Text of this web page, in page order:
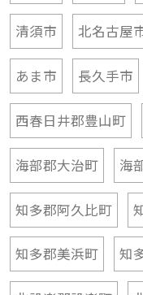
清須市 北名古屋
あま市 長久手市
西春日井郡豊山町
海部郡大治町 海
知多郡阿久比町
知多郡美浜町 知
北設楽郡設楽町